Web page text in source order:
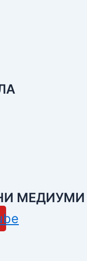
МЕДИУМИ